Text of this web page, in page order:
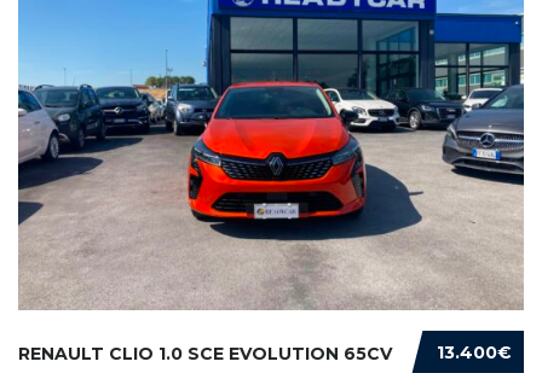
13.400€
RENAULT CLIO 1.0 SCE EVOLUTION 65CV